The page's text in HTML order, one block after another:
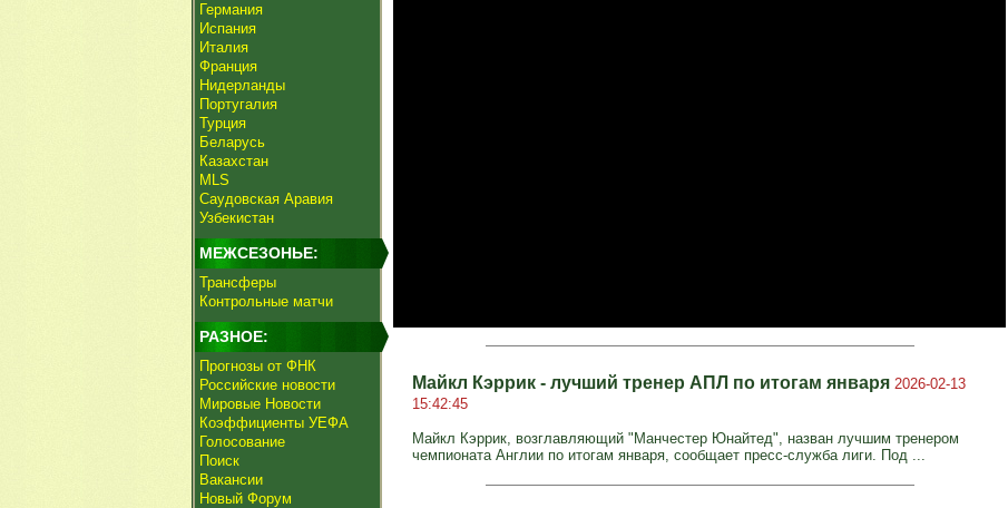
Германия
Испания
Италия
Франция
Нидерланды
Португалия
Турция
Беларусь
Казахстан
MLS
Саудовская Аравия
Узбекистан
МЕЖСЕЗОНЬЕ:
Трансферы
Контрольные матчи
РАЗНОЕ:
Прогнозы от ФНК
Российские новости
Мировые Новости
Коэффициенты УЕФА
Голосование
Поиск
Вакансии
Новый Форум
Майкл Кэррик - лучший тренер АПЛ по итогам января 2026-02-13
15:42:45
Майкл Кэррик, возглавляющий "Манчестер Юнайтед", назван лучшим тренером
чемпионата Англии по итогам января, сообщает пресс-служба лиги. Под ...